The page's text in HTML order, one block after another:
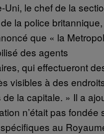
Uni, le chef de la
la police
que « la
des agents
qui effectueront
visibles à des
la capitale. » Il a
n’était pas fondée
au